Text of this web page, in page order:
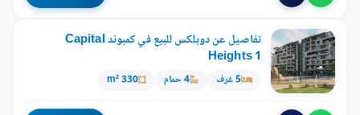
تفاصيل عن دوبلكس للبيع في كمبوند Capital
Heights 1
5 غرف 4 حمام 330 m²